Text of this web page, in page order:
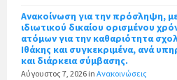
Ανακοίνωση για την πρόσληψη,
ιδιωτικού δικαίου ορισμένου
ατόμων για την καθαριότητα
Ιθάκης και συγκεκριμένα, ανά
και διάρκεια σύμβασης.
Αύγουστος 7, 2026 in Ανακοινώσεις